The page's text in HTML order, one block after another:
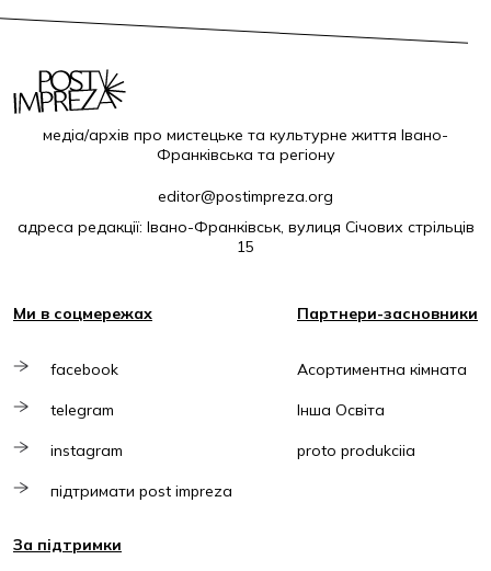
медіа/архів про мистецьке та культурне життя Івано-
Франківська та регіону
editor@postimpreza.org
адреса редакції: Івано-Франківськ, вулиця Січових стрільців
15
Ми в соцмережах
facebook
telegram
instagram
підтримати post impreza
Партнери-засновники
Асортиментна кімната
Інша Освіта
proto produkciia
За підтримки